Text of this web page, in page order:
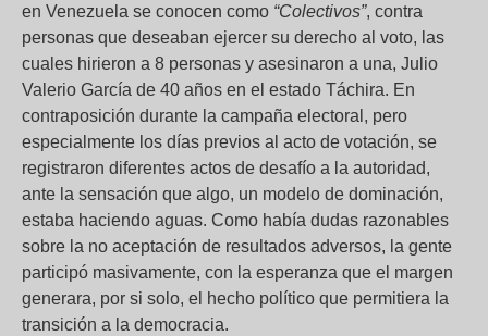
en Venezuela se conocen como “Colectivos”, contra
personas que deseaban ejercer su derecho al voto, las
cuales hirieron a 8 personas y asesinaron a una, Julio
Valerio García de 40 años en el estado Táchira. En
contraposición durante la campaña electoral, pero
especialmente los días previos al acto de votación, se
registraron diferentes actos de desafío a la autoridad,
ante la sensación que algo, un modelo de dominación,
estaba haciendo aguas. Como había dudas razonables
sobre la no aceptación de resultados adversos, la gente
participó masivamente, con la esperanza que el margen
generara, por si solo, el hecho político que permitiera la
transición a la democracia.